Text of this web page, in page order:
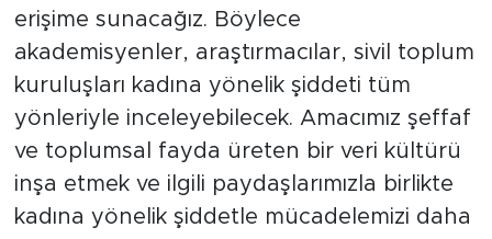
erişime sunacağız. Böylece
akademisyenler, araştırmacılar, sivil toplum
kuruluşları kadına yönelik şiddeti tüm
yönleriyle inceleyebilecek. Amacımız şeffaf
ve toplumsal fayda üreten bir veri kültürü
inşa etmek ve ilgili paydaşlarımızla birlikte
kadına yönelik şiddetle mücadelemizi daha